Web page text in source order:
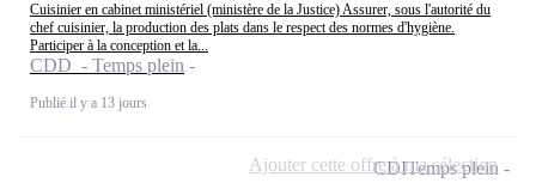
Cuisinier en cabinet ministériel (ministère de la Justice) Assurer, sous l'autorité du
chef cuisinier, la production des plats dans le respect des normes d'hygiène.
Participer à la conception et la...
CDD - Temps plein
Publié il y a 13 jours
CDITemps plein
Ajouter cette offre à ma sélection